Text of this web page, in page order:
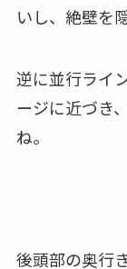
いし、絶壁を
逆に並行ライ
ージに近づき
ね。
後頭部の奥行